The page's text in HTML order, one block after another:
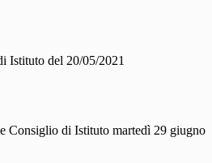
Istituto del 20/05/2021
Consiglio di Istituto martedì 29 giugno